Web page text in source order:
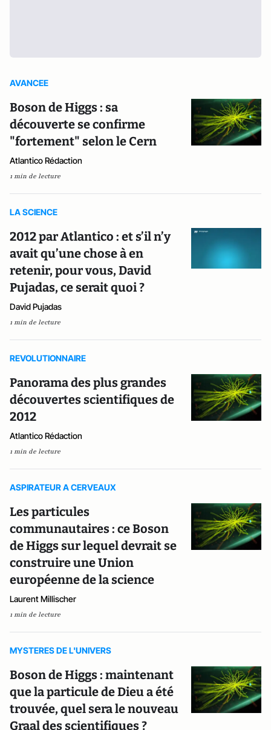
AVANCEE
Boson de Higgs : sa
découverte se confirme
"fortement" selon le Cern
Atlantico Rédaction
1 min de lecture
LA SCIENCE
2012 par Atlantico : et s’il n’y
avait qu’une chose à en
retenir, pour vous, David
Pujadas, ce serait quoi ?
David Pujadas
1 min de lecture
REVOLUTIONNAIRE
Panorama des plus grandes
découvertes scientifiques de
2012
Atlantico Rédaction
1 min de lecture
ASPIRATEUR A CERVEAUX
Les particules
communautaires : ce Boson
de Higgs sur lequel devrait se
construire une Union
européenne de la science
Laurent Millischer
1 min de lecture
MYSTERES DE L'UNIVERS
Boson de Higgs : maintenant
que la particule de Dieu a été
trouvée, quel sera le nouveau
Graal des scientifiques ?